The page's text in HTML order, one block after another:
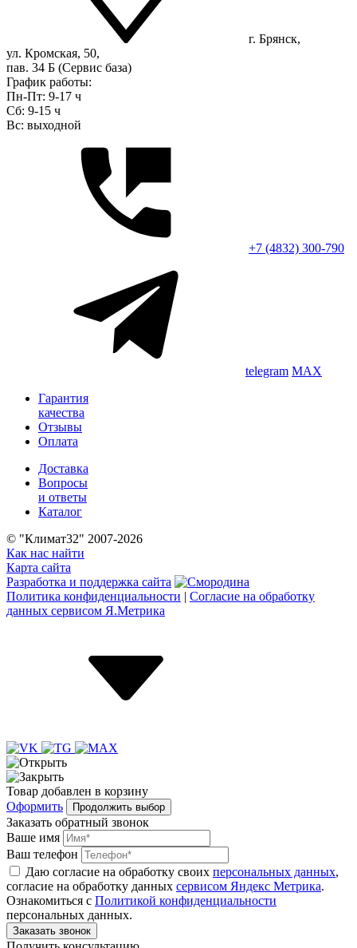
г. Брянск,
ул. Кромская, 50,
пав. 34 Б (Сервис база)
График работы:
Пн-Пт: 9-17 ч
Сб: 9-15 ч
Вс: выходной
+7 (4832) 300-790
telegram MAX
Гарантия
качества
Отзывы
Оплата
Доставка
Вопросы
и ответы
Каталог
© "Климат32" 2007-2026
Как нас найти
Карта сайта
Разработка и поддержка сайта
Политика конфиденциальности | Согласие на обработку
данных сервисом Я.Метрика
Товар добавлен в корзину
Оформить
Продолжить выбор
Заказать обратный звонок
Ваше имя
Ваш телефон
Даю согласие на обработку своих персональных данных,
согласие на обработку данных сервисом Яндекс Метрика.
Ознакомиться с Политикой конфиденциальности
персональных данных.